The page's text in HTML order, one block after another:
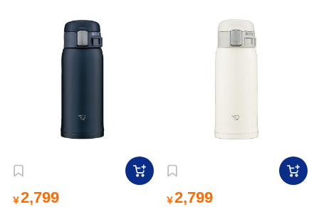
￥2,799 ￥2,799